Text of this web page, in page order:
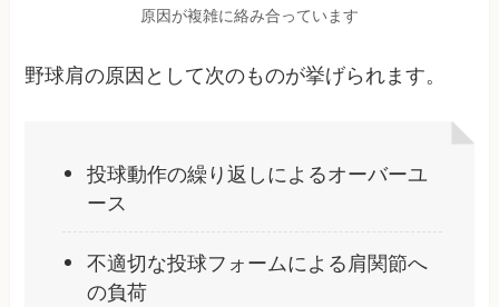
原因が複雑に絡み合っています
野球肩の原因として次のものが挙げられます。
投球動作の繰り返しによるオーバーユ
ース
不適切な投球フォームによる肩関節へ
の負荷